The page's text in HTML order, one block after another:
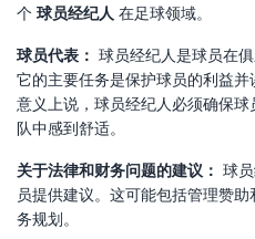
个 球员经纪人 在足球领域。
球员代表： 球员经纪人是球员在
它的主要任务是保护球员的利益
意义上说，球员经纪人必须确保
队中感到舒适。
关于法律和财务问题的建议： 球
员提供建议。这可能包括管理赞
务规划。